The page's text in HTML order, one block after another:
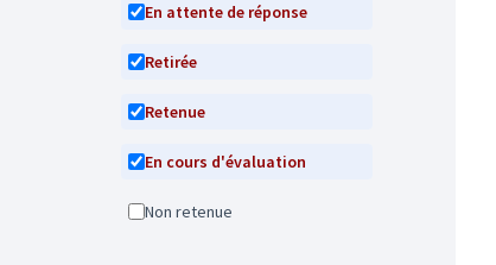
En attente de réponse
Retirée
Retenue
En cours d'évaluation
Non retenue